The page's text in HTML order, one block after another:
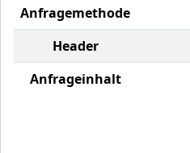
Anfragemethode
Header
Anfrageinhalt